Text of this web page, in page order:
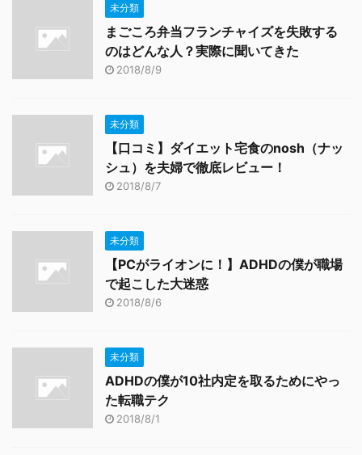
未分類
まごころ弁当フランチャイズを失敗する
のはどんな人？実際に聞いてきた
2018/8/9
未分類
【口コミ】ダイエット宅食のnosh（ナッ
シュ）を夫婦で徹底レビュー！
2018/8/7
未分類
【PCがライオンに！】ADHDの僕が職場
で起こした大迷惑
2018/8/6
未分類
ADHDの僕が10社内定を取るためにやっ
た転職テク
2018/8/1